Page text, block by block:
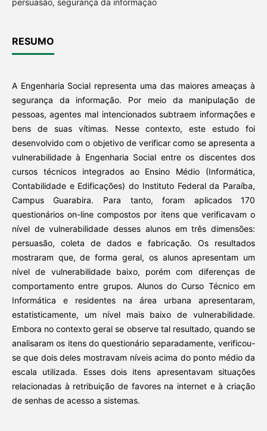
persuasão, segurança da informação
RESUMO
A Engenharia Social representa uma das maiores ameaças à
segurança da informação. Por meio da manipulação de
pessoas, agentes mal intencionados subtraem informações e
bens de suas vítimas. Nesse contexto, este estudo foi
desenvolvido com o objetivo de verificar como se apresenta a
vulnerabilidade à Engenharia Social entre os discentes dos
cursos técnicos integrados ao Ensino Médio (Informática,
Contabilidade e Edificações) do Instituto Federal da Paraíba,
Campus Guarabira. Para tanto, foram aplicados 170
questionários on-line compostos por itens que verificavam o
nível de vulnerabilidade desses alunos em três dimensões:
persuasão, coleta de dados e fabricação. Os resultados
mostraram que, de forma geral, os alunos apresentam um
nível de vulnerabilidade baixo, porém com diferenças de
comportamento entre grupos. Alunos do Curso Técnico em
Informática e residentes na área urbana apresentaram,
estatisticamente, um nível mais baixo de vulnerabilidade.
Embora no contexto geral se observe tal resultado, quando se
analisaram os itens do questionário separadamente, verificou-
se que dois deles mostravam níveis acima do ponto médio da
escala utilizada. Esses dois itens apresentavam situações
relacionadas à retribuição de favores na internet e à criação
de senhas de acesso a sistemas.